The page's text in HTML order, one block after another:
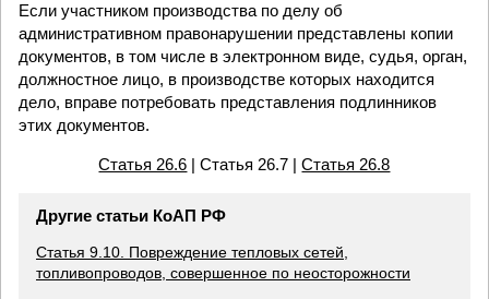
Если участником производства по делу об
административном правонарушении представлены копии
документов, в том числе в электронном виде, судья, орган,
должностное лицо, в производстве которых находится
дело, вправе потребовать представления подлинников
этих документов.
Статья 26.6 | Статья 26.7 |Статья 26.8
Другие статьи КоАП РФ
Статья 9.10. Повреждение тепловых сетей,
топливопроводов, совершенное по неосторожности